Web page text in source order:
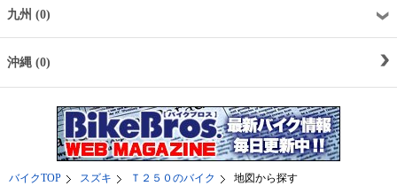
九州 (0)
沖縄 (0)
バイクTOP スズキ Ｔ２５０のバイク 地図から探す